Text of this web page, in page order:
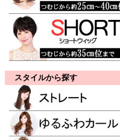
スタイルから探す